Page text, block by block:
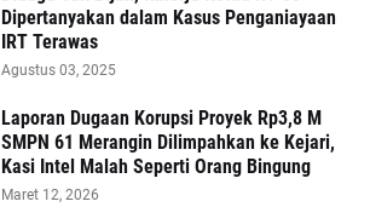
Dipertanyakan dalam Kasus Penganiayaan
IRT Terawas
Agustus 03, 2025
‎Laporan Dugaan Korupsi Proyek Rp3,8 M
SMPN 61 Merangin Dilimpahkan ke Kejari,
Kasi Intel Malah Seperti Orang Bingung
Maret 12, 2026